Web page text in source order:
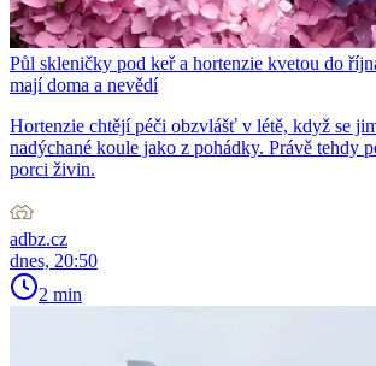
Půl skleničky pod keř a hortenzie kvetou do
mají doma a nevědí
Hortenzie chtějí péči obzvlášť v létě, když se
nadýchané koule jako z pohádky. Právě tehdy
porci živin.
adbz.cz
dnes, 20:50
2 min